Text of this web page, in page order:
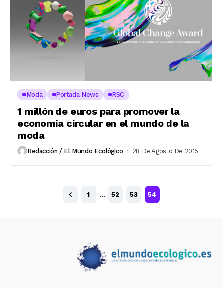
Moda Portada News RSC
1 millón de euros para promover la
economía circular en el mundo de la
moda
Redacción / El Mundo Ecológico 28 De Agosto De 2015
1 … 52 53 54